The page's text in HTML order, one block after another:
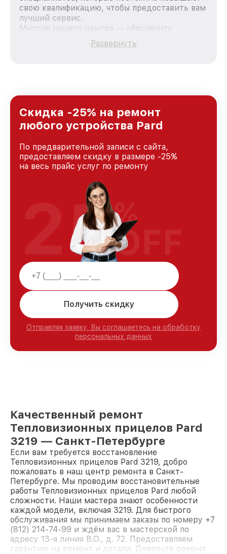
свою квалификацию, чтобы предоставить вам
лучший сервис.
Миссия нашего центра — обеспечить
качественный и доступный ремонт для
каждого пользователя продукции Pard, вне
Санкт-Петербурге, постоянно повышая
уровень доверия и лояльности наших
клиентов.
Развернуть
Скидка -25% на ремонт
любого устройства Pard
По предварительной записи с сайта,
предоставляем скидку в размере -25%
на весь прайс услуг по ремонту
Получить скидку
Отправляя заявку, Вы соглашаетесь на обработку
персональных данных
25%
OFF
Качественный ремонт
Тепловизионных прицелов Pard
3219 — Санкт-Петербурге
Если вам требуется восстановление
Тепловизионных прицелов Pard 3219, добро
пожаловать в наш центр ремонта в Санкт-
Петербурге. Мы проводим восстановительные
работы Тепловизионных прицелов Pard любой
сложности. Наши мастера знают особенности
каждой модели, включая 3219. Для быстрого
обслуживания мы принимаем заказы по номеру +7
(812) 214-74-99 и ждём вас в мастерской по
адресу 13-я линия В.О., д. 72. Предоставляем
гарантию на ремонт и детали. Доверьте ремонт